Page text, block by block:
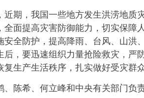
，我国一些地方发生洪涝地质
全面提高灾害防御能力，切实保
安全防护，提高降雨、台风、山
后，要迅速组织力量抢险救灾，
复生产生活秩序，扎实做好受灾群
陈希、何立峰和中央有关部门负